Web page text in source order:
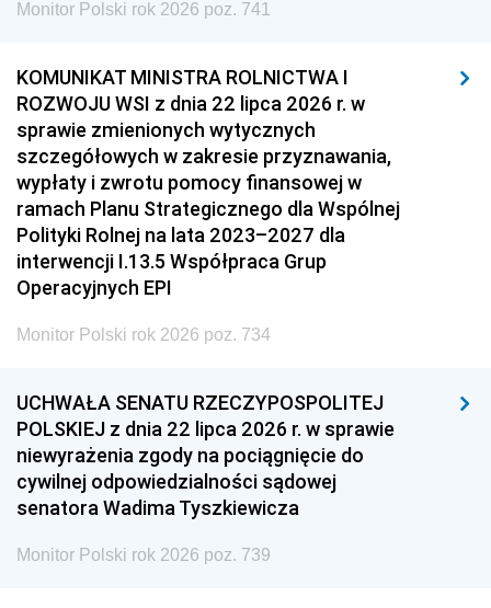
Monitor Polski rok 2026 poz. 741
KOMUNIKAT MINISTRA ROLNICTWA I
ROZWOJU WSI z dnia 22 lipca 2026 r. w
sprawie zmienionych wytycznych
szczegółowych w zakresie przyznawania,
wypłaty i zwrotu pomocy finansowej w
ramach Planu Strategicznego dla Wspólnej
Polityki Rolnej na lata 2023–2027 dla
interwencji I.13.5 Współpraca Grup
Operacyjnych EPI
Monitor Polski rok 2026 poz. 734
UCHWAŁA SENATU RZECZYPOSPOLITEJ
POLSKIEJ z dnia 22 lipca 2026 r. w sprawie
niewyrażenia zgody na pociągnięcie do
cywilnej odpowiedzialności sądowej
senatora Wadima Tyszkiewicza
Monitor Polski rok 2026 poz. 739